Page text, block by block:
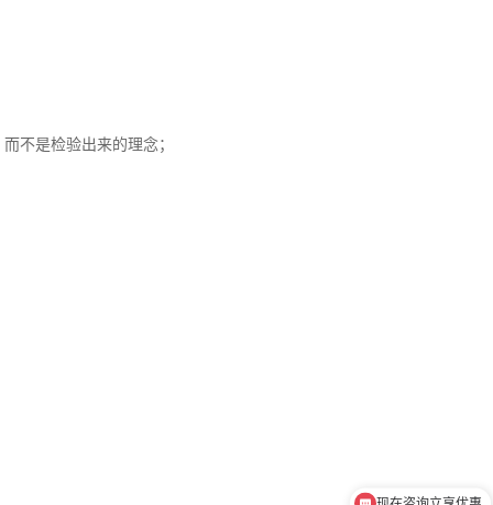
不是检验出来的理念；